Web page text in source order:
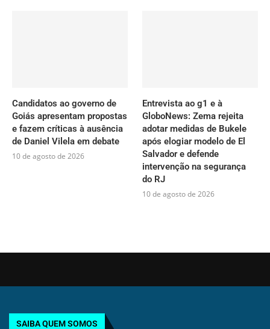
Candidatos ao governo de
Goiás apresentam propostas
e fazem críticas à ausência
de Daniel Vilela em debate
10 de agosto de 2026
Entrevista ao g1 e à
GloboNews: Zema rejeita
adotar medidas de Bukele
após elogiar modelo de El
Salvador e defende
intervenção na segurança
do RJ
10 de agosto de 2026
SAIBA QUEM SOMOS